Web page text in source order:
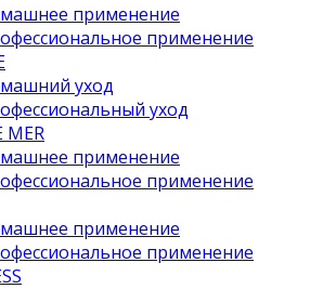
применение
применение
уход
уход
MER
применение
применение
применение
применение